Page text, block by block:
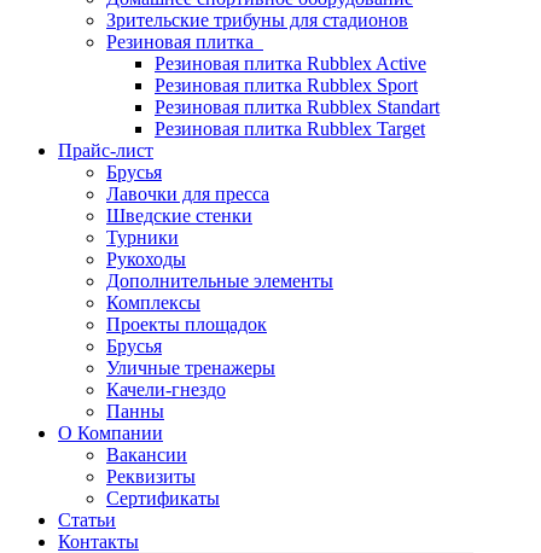
Зрительские трибуны для стадионов
Резиновая плитка
Резиновая плитка Rubblex Active
Резиновая плитка Rubblex Sport
Резиновая плитка Rubblex Standart
Резиновая плитка Rubblex Target
Прайс-лист
Брусья
Лавочки для пресса
Шведские стенки
Турники
Рукоходы
Дополнительные элементы
Комплексы
Проекты площадок
Брусья
Уличные тренажеры
Качели-гнездо
Панны
О Компании
Вакансии
Реквизиты
Сертификаты
Статьи
Контакты